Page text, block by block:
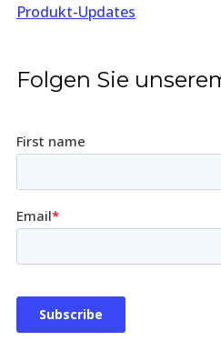
Produkt-Updates
Folgen Sie